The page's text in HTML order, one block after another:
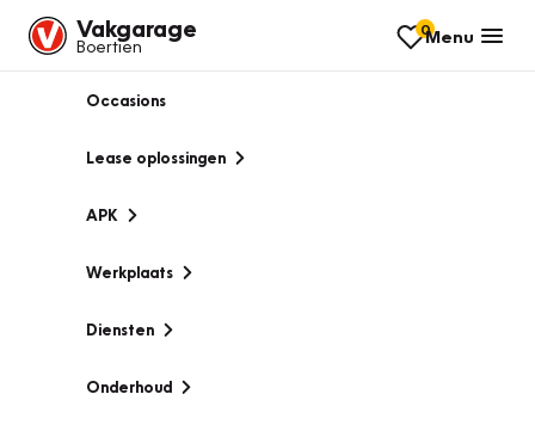
Vakgarage
Boertien
0Menu
Occasions
Lease oplossingen
APK
Werkplaats
Diensten
Onderhoud